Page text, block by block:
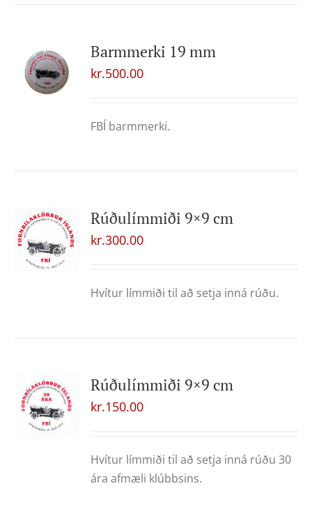
Barmmerki 19 mm
kr.500.00
FBÍ barmmerki.
Rúðulímmiði 9×9 cm
kr.300.00
Hvítur límmiði til að setja inná rúðu.
Rúðulímmiði 9×9 cm
kr.150.00
Hvítur límmiði til að setja inná rúðu 30
ára afmæli klúbbsins.